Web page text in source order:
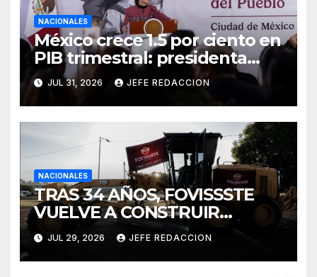
NACIONALES
México crece 1.5 por ciento en
PIB trimestral: presidenta
Sheinbaum
JUL 31, 2026 JEFE REDACCION
NACIONALES
TRAS 34 AÑOS, FOVISSSTE
VUELVE A CONSTRUIR
VIVIENDA: PRESIDENTA
CLAUDIA SHEINBAUM
ENCABEZA COLOCACIÓN DE
JUL 29, 2026 JEFE REDACCION